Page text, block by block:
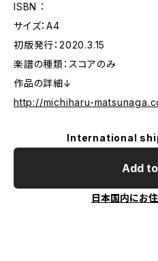
ISBN ：
サイズ：A4
初版発行：2020.3.15
楽譜の種類：スコアのみ
作品の詳細↓
http://michiharu-
International
Add
日本国内にお